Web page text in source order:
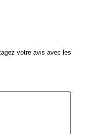
votre avis avec les